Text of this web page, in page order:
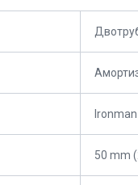
50 mm